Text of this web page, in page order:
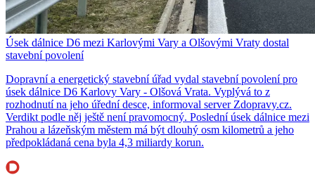
Úsek dálnice D6 mezi Karlovými Vary a Olšovými Vraty dostal
stavební povolení
Dopravní a energetický stavební úřad vydal stavební povolení pro
úsek dálnice D6 Karlovy Vary - Olšová Vrata. Vyplývá to z
rozhodnutí na jeho úřední desce, informoval server Zdopravy.cz.
Verdikt podle něj ještě není pravomocný. Poslední úsek dálnice mezi
Prahou a lázeňským městem má být dlouhý osm kilometrů a jeho
předpokládaná cena byla 4,3 miliardy korun.